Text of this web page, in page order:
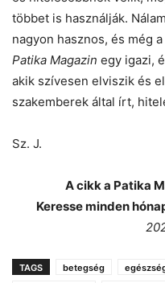
többet is használják.
nagyon hasznos, és még
Patika Magazin egy igazi,
akik szívesen elviszik és
szakemberek által írt,
Sz. J.
A cikk a Patika
Keresse minden
TAGS betegség